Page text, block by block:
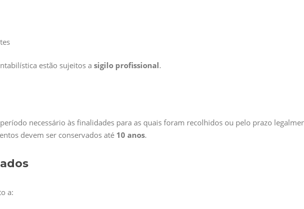
estão sujeitos a sigilo profissional.
necessário às finalidades para as quais foram recolhidos ou pelo prazo
devem ser conservados até 10 anos.
a: